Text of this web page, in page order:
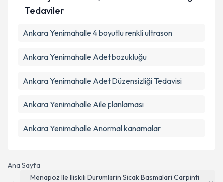
Ana Sayfa
Menapoz Ile Iliskili Durumlarin Sicak Basmalari Carpinti
Tedaviler
Ankara Yenimahalle 4 boyutlu renkli ultrason
Ankara Yenimahalle Adet bozukluğu
Ankara Yenimahalle Adet Düzensizliği Tedavisi
Ankara Yenimahalle Aile planlaması
Ankara Yenimahalle Anormal kanamalar